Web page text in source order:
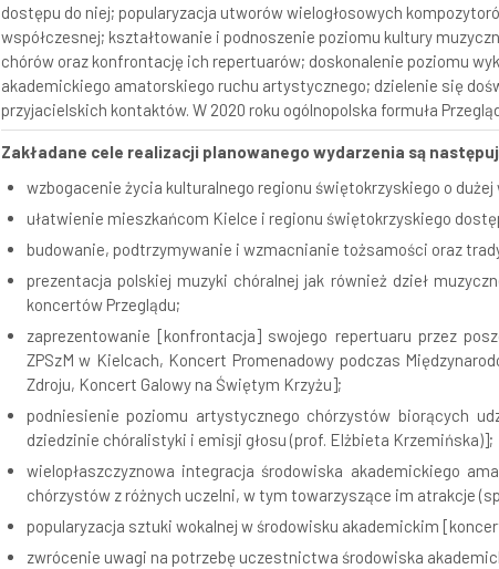
dostępu do niej; popularyzacja utworów wielogłosowych
współczesnej; kształtowanie i podnoszenie poziomu kultury
chórów oraz konfrontację ich repertuarów; doskonalenie poziomu
akademickiego amatorskiego ruchu artystycznego; dzielenie się
przyjacielskich kontaktów. W 2020 roku ogólnopolska formuła
Zakładane cele realizacji planowanego wydarzenia są
wzbogacenie życia kulturalnego regionu świętokrzyskiego o
ułatwienie mieszkańcom Kielce i regionu świętokrzyskiego
budowanie, podtrzymywanie i wzmacnianie tożsamości oraz
prezentacja polskiej muzyki chóralnej jak również dzieł
koncertów Przeglądu;
zaprezentowanie [konfrontacja] swojego repertuaru przez
ZPSzM w Kielcach, Koncert Promenadowy podczas
Zdroju, Koncert Galowy na Świętym Krzyżu];
podniesienie poziomu artystycznego chórzystów biorących
dziedzinie chóralistyki i emisji głosu (prof. Elżbieta Krzemińska)];
wielopłaszczyznowa integracja środowiska akademickiego
chórzystów z różnych uczelni, w tym towarzyszące im atrakcje
popularyzacja sztuki wokalnej w środowisku akademickim
zwrócenie uwagi na potrzebę uczestnictwa środowiska